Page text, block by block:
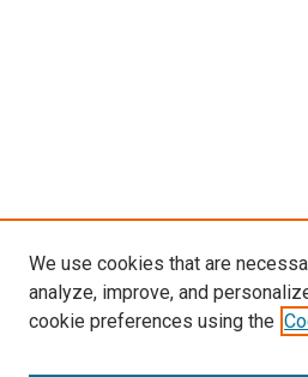
We use cookies that are
analyze, improve, and
cookie preferences using the